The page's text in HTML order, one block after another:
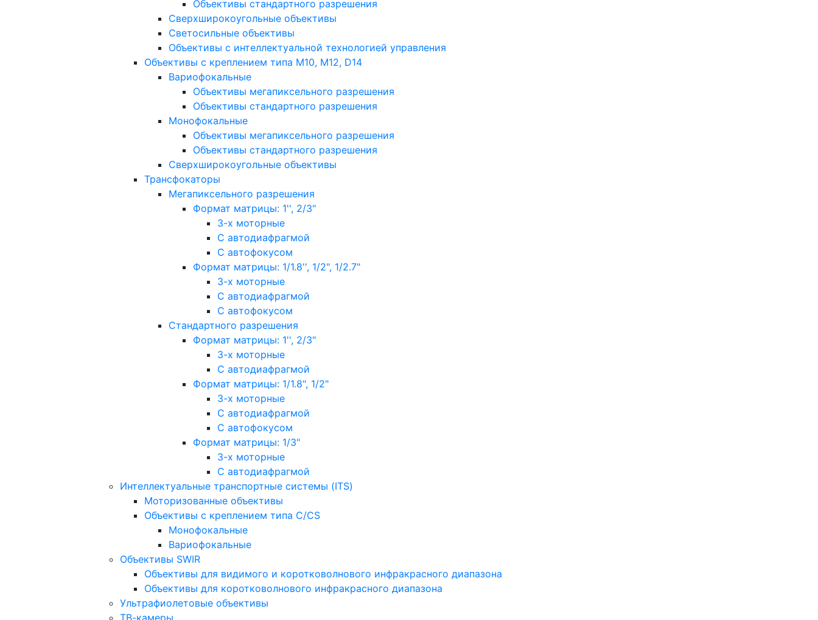
Объективы стандартного разрешения
Сверхширокоугольные объективы
Светосильные объективы
Объективы с интеллектуальной технологией управления
Объективы с креплением типа M10, M12, D14
Вариофокальные
Объективы мегапиксельного разрешения
Объективы стандартного разрешения
Монофокальные
Объективы мегапиксельного разрешения
Объективы стандартного разрешения
Сверхширокоугольные объективы
Трансфокаторы
Мегапиксельного разрешения
Формат матрицы: 1'', 2/3"
3-х моторные
С автодиафрагмой
С автофокусом
Формат матрицы: 1/1.8'', 1/2", 1/2.7"
3-х моторные
С автодиафрагмой
С автофокусом
Стандартного разрешения
Формат матрицы: 1'', 2/3"
3-х моторные
С автодиафрагмой
Формат матрицы: 1/1.8", 1/2"
3-х моторные
С автодиафрагмой
С автофокусом
Формат матрицы: 1/3"
3-х моторные
С автодиафрагмой
Интеллектуальные транспортные системы (ITS)
Моторизованные объективы
Объективы с креплением типа C/CS
Монофокальные
Вариофокальные
Объективы SWIR
Объективы для видимого и коротковолнового инфракрасного диапазона
Объективы для коротковолнового инфракрасного диапазона
Ультрафиолетовые объективы
ТВ-камеры